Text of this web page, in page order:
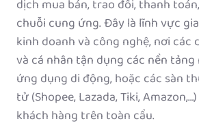
dịch mua bán, trao đổi, thanh
chuỗi cung ứng. Đây là lĩnh vực
kinh doanh và công nghệ, nơi các
và cá nhân tận dụng các nền
ứng dụng di động, hoặc các sàn
tử (Shopee, Lazada, Tiki,
khách hàng trên toàn cầu.